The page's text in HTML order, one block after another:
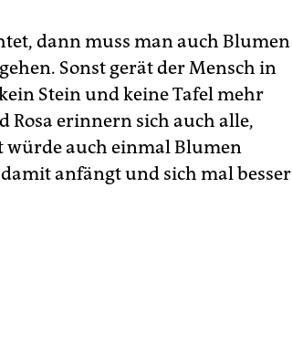
dann muss man auch Blumen
Sonst gerät der Mensch in
Stein und keine Tafel mehr
erinnern sich auch alle,
würde auch einmal Blumen
anfängt und sich mal besser